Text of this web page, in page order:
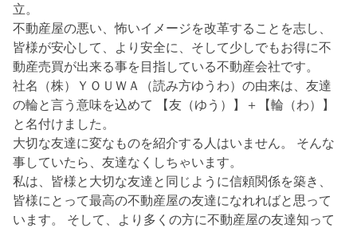
立。
不動産屋の悪い、怖いイメージを改革することを志し、
皆様が安心して、より安全に、そして少しでもお得に不
動産売買が出来る事を目指している不動産会社です。
社名（株）ＹＯＵＷＡ（読み方ゆうわ）の由来は、友達
の輪と言う意味を込めて 【友（ゆう）】＋【輪（わ）】
と名付けました。
大切な友達に変なものを紹介する人はいません。 そんな
事していたら、友達なくしちゃいます。
私は、皆様と大切な友達と同じように信頼関係を築き、
皆様にとって最高の不動産屋の友達になれればと思って
います。 そして、より多くの方に不動産屋の友達知って